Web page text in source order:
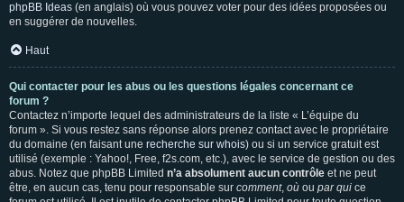
phpBB Ideas (en anglais) où vous pouvez voter pour des idées proposées ou
en suggérer de nouvelles.
Haut
Qui contacter pour les abus ou les questions légales concernant ce
forum ?
Contactez n’importe lequel des administrateurs de la liste « L’équipe du
forum ». Si vous restez sans réponse alors prenez contact avec le propriétaire
du domaine (en faisant une recherche sur whois) ou si un service gratuit est
utilisé (exemple : Yahoo!, Free, f2s.com, etc.), avec le service de gestion ou des
abus. Notez que phpBB Limited n’a absolument aucun contrôle et ne peut
être, en aucun cas, tenu pour responsable sur comment, où ou par qui ce